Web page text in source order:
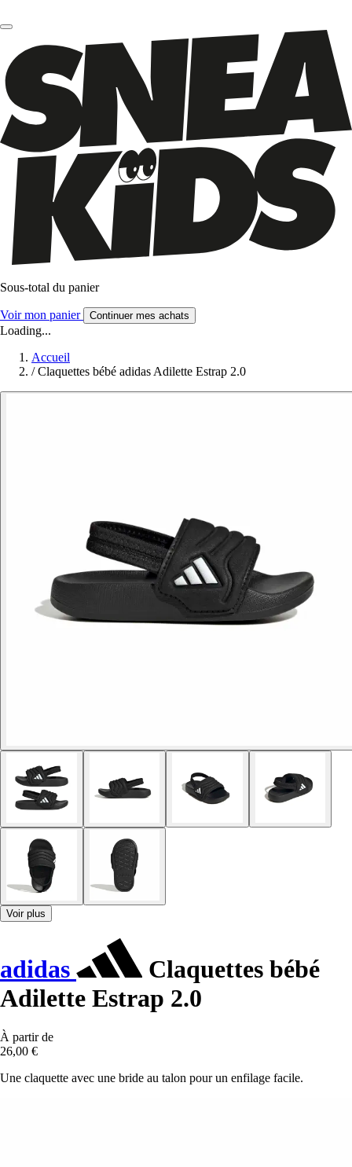
Sous-total du panier
Voir mon panier Continuer mes achats
Loading...
Accueil
/ Claquettes bébé adidas Adilette Estrap 2.0
Voir plus
adidas
Claquettes bébé
Adilette Estrap 2.0
À partir de
26,00 €
Une claquette avec une bride au talon pour un enfilage facile.